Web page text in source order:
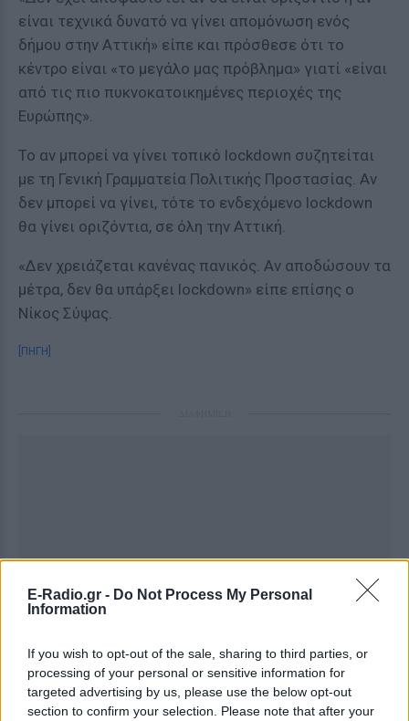
E-Radio.gr - Do Not Process My Personal
Information
If you wish to opt-out of the sale, sharing to third parties, or
processing of your personal or sensitive information for
targeted advertising by us, please use the below opt-out
section to confirm your selection. Please note that after your
είναι τεχνικά δυνατό να γίνει απομόνωση ενός
δήμου στην Αττική» είπε και πρόσθεσε ότι το
κέντρο είναι «το μεγάλο μας πρόβλημα» γιατί «είναι
από τις πιο πυκνοκατοικημένες περιοχές της
Ευρώπης».
Το αν μπορεί να γίνει τοπικό lockdown συζητείται
με τη Γενική Γραμματεία Πολιτικής Προστασίας. Αν
δεν μπορεί να γίνει, τότε το ενδεχόμενο lockdown
θα γίνει οριζόντια, σε όλη την Αττική.
«Δεν χρειάζεται κανένας πανικός. Αν αποδώσουν τα
μέτρα, δεν θα υπάρξει lockdown» είπε επίσης ο
Νίκος Σύψας.
[ΠΗΓΗ]